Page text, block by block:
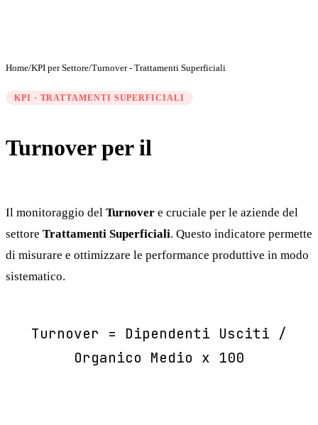
Home/KPI per Settore/Turnover - Trattamenti Superficiali
KPI · TRATTAMENTI SUPERFICIALI
Turnover per il
Il monitoraggio del Turnover e cruciale per le aziende del
settore Trattamenti Superficiali. Questo indicatore permette
di misurare e ottimizzare le performance produttive in modo
sistematico.
Turnover = Dipendenti Usciti /
Organico Medio x 100